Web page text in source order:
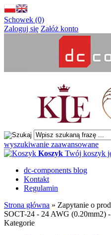
Schowek (0)
Zaloguj się Załóż konto
wyszukiwanie zaawansowane
Koszyk Twój koszyk
dc-components blog
Kontakt
Regulamin
Strona główna » Zapytanie o
SOCT-24 - 24 AWG (0.20mm2)
Kategorie